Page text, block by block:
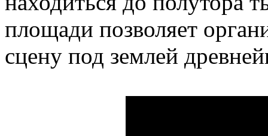
площади позволяет
сцену под землей